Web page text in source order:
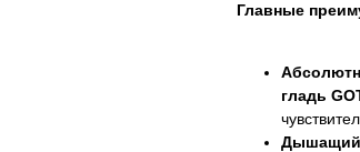
Главные
гладь
Дышащий